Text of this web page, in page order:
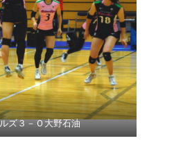
ズ３－Ｏ大野石油